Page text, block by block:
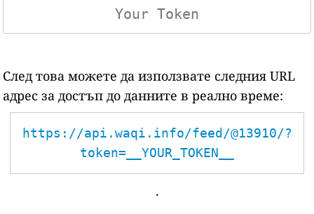
След това можете да използвате следния URL
адрес за достъп до данните в реално време:
https://api.waqi.info/feed/@13910/?
token=__YOUR_TOKEN__
.